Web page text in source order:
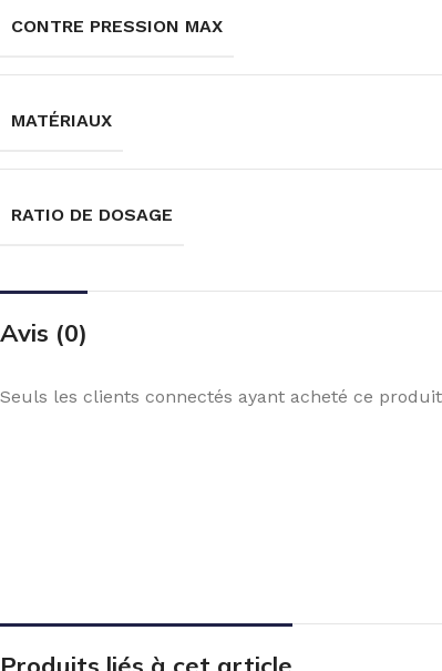
CONTRE PRESSION MAX
MATÉRIAUX
RATIO DE DOSAGE
Avis (0)
Seuls les clients connectés ayant acheté ce